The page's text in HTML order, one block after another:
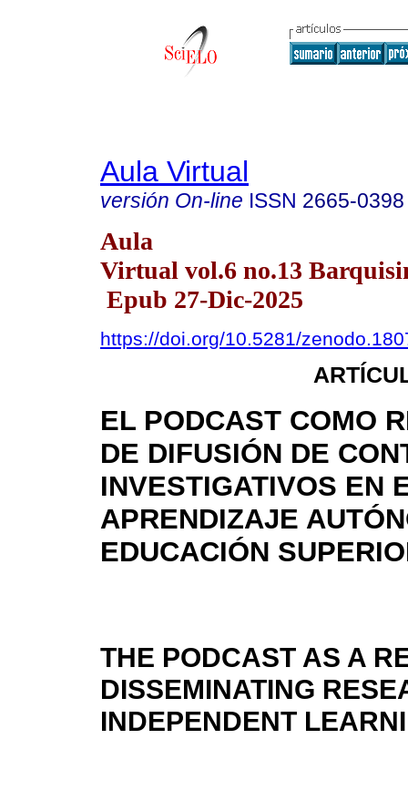
Aula Virtual
versión On-line ISSN 2665-0398
Aula
Virtual vol.6 no.13
Epub 27-Dic-2025
https://doi.org/10.5281/
EL PODCAST COMO
DE DIFUSIÓN DE
INVESTIGATIVOS EN
APRENDIZAJE
EDUCACIÓN
THE PODCAST AS A
DISSEMINATING
INDEPENDENT